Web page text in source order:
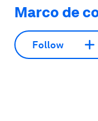
Marco de
Follow